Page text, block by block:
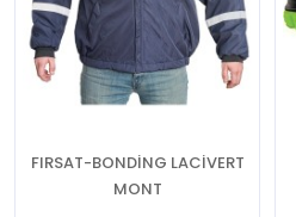
FIRSAT-BONDİNG LACİVERT
MONT